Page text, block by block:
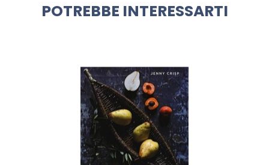
POTREBBE INTERESSARTI